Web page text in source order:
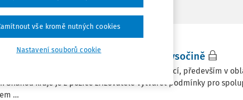
školství a cestovní ruch na Vysočině
přibližně stovky příspěvkových organizací, především v
Snahou kraje je z pozice zřizovatele vytvářet podmínky pro
...
Nastavení souborů cookie
vše kromě nutných cookies